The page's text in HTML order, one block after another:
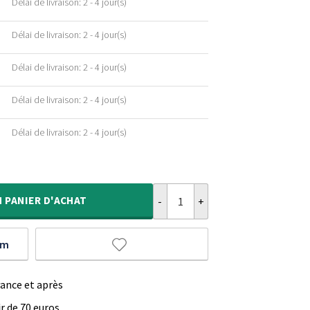
Délai de livraison: 2 - 4 jour(s)
Délai de livraison: 2 - 4 jour(s)
Délai de livraison: 2 - 4 jour(s)
Délai de livraison: 2 - 4 jour(s)
PANIER D'ACHAT
et après
70 euros